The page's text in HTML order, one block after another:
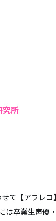
究所
て【アフレコ
は卒業生声優